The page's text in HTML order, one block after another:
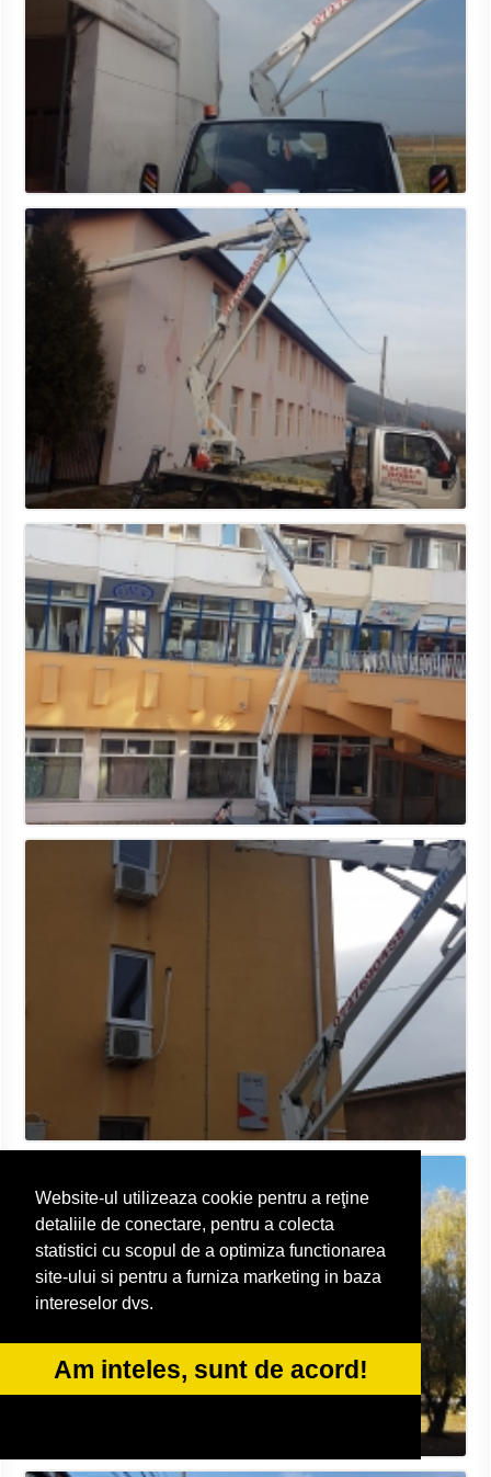
Website-ul utilizeaza cookie pentru a reţine
detaliile de conectare, pentru a colecta
statistici cu scopul de a optimiza functionarea
site-ului si pentru a furniza marketing in baza
intereselor dvs.
Am inteles, sunt de acord!